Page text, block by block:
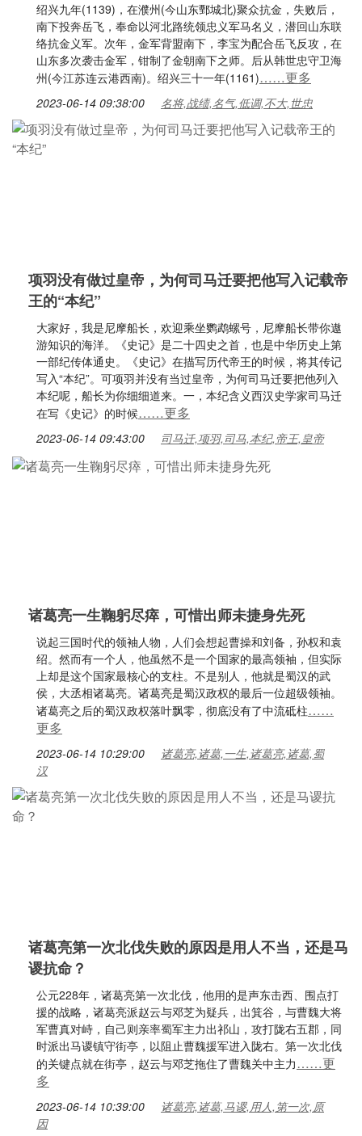
绍兴九年(1139)，在濮州(今山东鄄城北)聚众抗金，失败后，
南下投奔岳飞，奉命以河北路统领忠义军马名义，潜回山东联
络抗金义军。次年，金军背盟南下，李宝为配合岳飞反攻，在
山东多次袭击金军，钳制了金朝南下之师。后从韩世忠守卫海
州(今江苏连云港西南)。绍兴三十一年(1161)……更多
2023-06-14 09:38:00 名将,战绩,名气,低调,不大,世忠
项羽没有做过皇帝，为何司马迁要把他写入记载帝
王的“本纪”
大家好，我是尼摩船长，欢迎乘坐鹦鹉螺号，尼摩船长带你遨
游知识的海洋。《史记》是二十四史之首，也是中华历史上第
一部纪传体通史。《史记》在描写历代帝王的时候，将其传记
写入“本纪”。可项羽并没有当过皇帝，为何司马迁要把他列入
本纪呢，船长为你细细道来。一，本纪含义西汉史学家司马迁
在写《史记》的时候……更多
2023-06-14 09:43:00 司马迁,项羽,司马,本纪,帝王,皇帝
诸葛亮一生鞠躬尽瘁，可惜出师未捷身先死
说起三国时代的领袖人物，人们会想起曹操和刘备，孙权和袁
绍。然而有一个人，他虽然不是一个国家的最高领袖，但实际
上却是这个国家最核心的支柱。不是别人，他就是蜀汉的武
侯，大丞相诸葛亮。诸葛亮是蜀汉政权的最后一位超级领袖。
诸葛亮之后的蜀汉政权落叶飘零，彻底没有了中流砥柱……
更多
2023-06-14 10:29:00
诸葛亮,诸葛,一生,诸葛亮,诸葛,蜀
汉
诸葛亮第一次北伐失败的原因是用人不当，还是马
谡抗命？
公元228年，诸葛亮第一次北伐，他用的是声东击西、围点打
援的战略，诸葛亮派赵云与邓芝为疑兵，出箕谷，与曹魏大将
军曹真对峙，自己则亲率蜀军主力出祁山，攻打陇右五郡，同
时派出马谡镇守街亭，以阻止曹魏援军进入陇右。第一次北伐
的关键点就在街亭，赵云与邓芝拖住了曹魏关中主力……更
多
2023-06-14 10:39:00
诸葛亮,诸葛,马谡,用人,第一次,原
因